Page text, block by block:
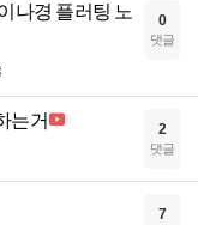
나경 플러팅 노
0
댓글
는거 2
댓글
7